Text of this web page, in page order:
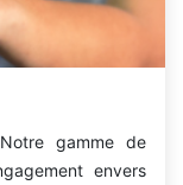
gamme de
envers